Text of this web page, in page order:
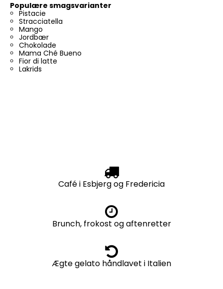
Populære smagsvarianter
Pistacie
Stracciatella
Mango
Jordbær
Chokolade
Mama Ché Bueno
Fior di latte
Lakrids
Café i Esbjerg og Fredericia
Brunch, frokost og aftenretter
Ægte gelato håndlavet i Italien